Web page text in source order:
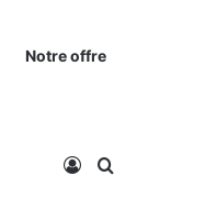
Notre offre
Connexion
Rechercher